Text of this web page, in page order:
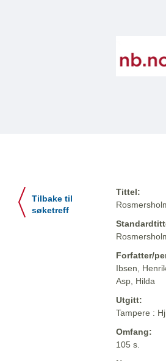
Tilbake til
søketreff
Tittel:
Forfatter/
Ibsen,
Asp, Hilda
Utgitt:
Tampere :
Omfang:
105 s.